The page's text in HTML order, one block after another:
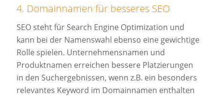
4. Domainnamen für besseres SEO
SEO steht für Search Engine Optimization und
kann bei der Namenswahl ebenso eine gewichtige
Rolle spielen. Unternehmensnamen und
Produktnamen erreichen bessere Platzierungen
in den Suchergebnissen, wenn z.B. ein besonders
relevantes Keyword im Domainnamen enthalten